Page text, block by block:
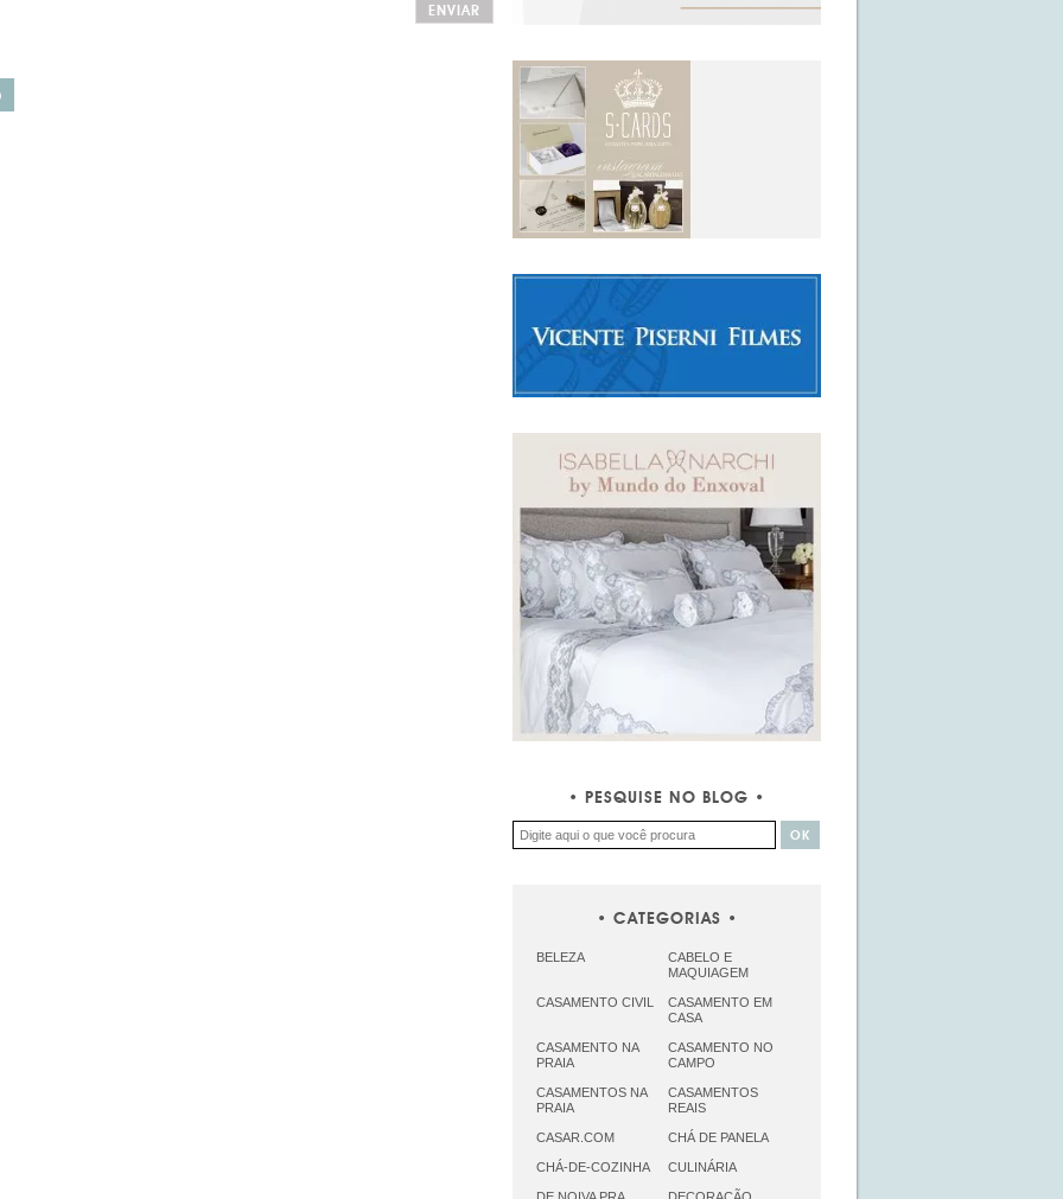
PESQUISE NO BLOG
CATEGORIAS
BELEZA
CABELO E
MAQUIAGEM
CASAMENTO CIVIL
CASAMENTO EM
CASA
CASAMENTO NA
PRAIA
CASAMENTO NO
CAMPO
CASAMENTOS NA
PRAIA
CASAMENTOS
REAIS
CASAR.COM CHÁ DE PANELA
CHÁ-DE-COZINHA CULINÁRIA